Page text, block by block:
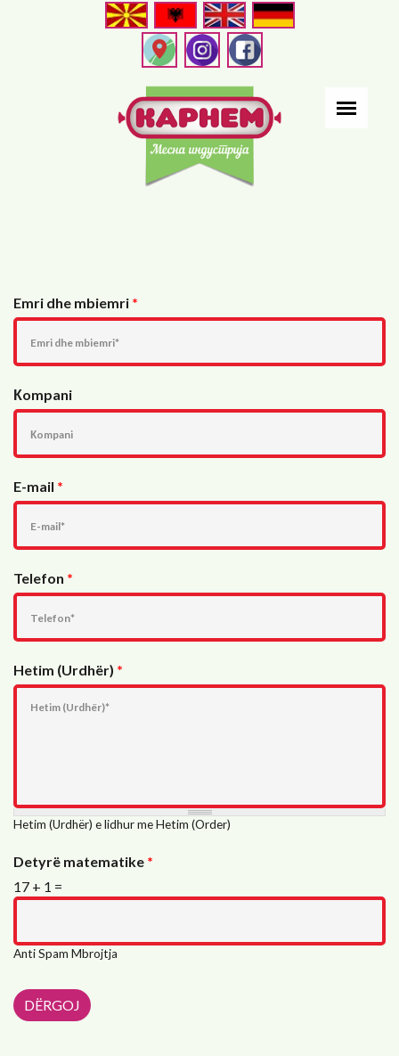
Emri dhe mbiemri *
Кompani
E-mail *
Telefon *
Hetim (Urdhër) *
Hetim (Urdhër) e lidhur me Hetim (Order)
Detyrë matematike *
17 + 1 =
Anti Spam Mbrojtja